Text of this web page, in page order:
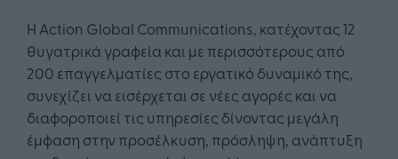
Η Action Global Communications, κατέχοντας 12
θυγατρικά γραφεία και με περισσότερους από
200 επαγγελματίες στο εργατικό δυναμικό της,
συνεχίζει να εισέρχεται σε νέες αγορές και να
διαφοροποιεί τις υπηρεσίες δίνοντας μεγάλη
έμφαση στην προσέλκυση, πρόσληψη, ανάπτυξη